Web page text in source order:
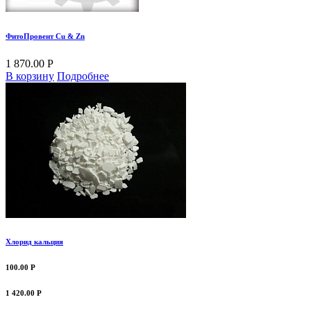
ФитоПровент Cu & Zn
1 870.00 Р
В корзину Подробнее
Хлорид кальция
100.00 Р
1 420.00 Р